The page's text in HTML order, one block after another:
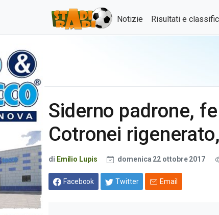
Notizie Risultati e
Siderno padrone,
Cotronei
di Emilio Lupis domenica 22 ottobre 2017
Facebook Twitter Email